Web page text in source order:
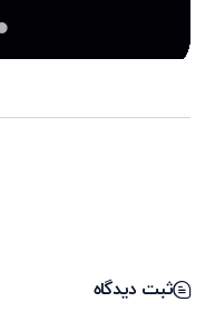
ثبت دیدگاه